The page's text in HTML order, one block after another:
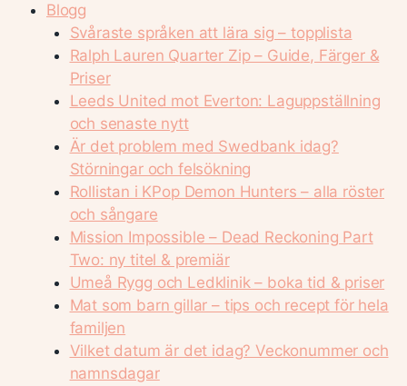
Blogg
Svåraste språken att lära sig – topplista
Ralph Lauren Quarter Zip – Guide, Färger &
Priser
Leeds United mot Everton: Laguppställning
och senaste nytt
Är det problem med Swedbank idag?
Störningar och felsökning
Rollistan i KPop Demon Hunters – alla röster
och sångare
Mission Impossible – Dead Reckoning Part
Two: ny titel & premiär
Umeå Rygg och Ledklinik – boka tid & priser
Mat som barn gillar – tips och recept för hela
familjen
Vilket datum är det idag? Veckonummer och
namnsdagar